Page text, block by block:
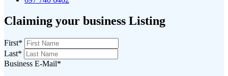
Claiming your business Listing
First*
Last*
Business E-Mail*